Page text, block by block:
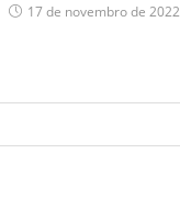
17 de novembro de 2022